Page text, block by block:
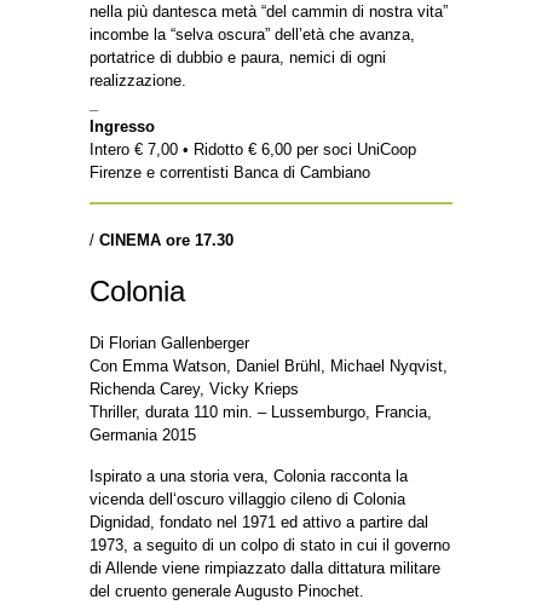
nella più dantesca metà “del cammin di nostra vita”
incombe la “selva oscura” dell’età che avanza,
portatrice di dubbio e paura, nemici di ogni
realizzazione.
Ingresso
Intero € 7,00 • Ridotto € 6,00 per soci UniCoop
Firenze e correntisti Banca di Cambiano
/ CINEMA ore 17.30
Colonia
Di Florian Gallenberger
Con Emma Watson, Daniel Brühl, Michael Nyqvist,
Richenda Carey, Vicky Krieps
Thriller, durata 110 min. – Lussemburgo, Francia,
Germania 2015
Ispirato a una storia vera, Colonia racconta la
vicenda dell‘oscuro villaggio cileno di Colonia
Dignidad, fondato nel 1971 ed attivo a partire dal
1973, a seguito di un colpo di stato in cui il governo
di Allende viene rimpiazzato dalla dittatura militare
del cruento generale Augusto Pinochet.